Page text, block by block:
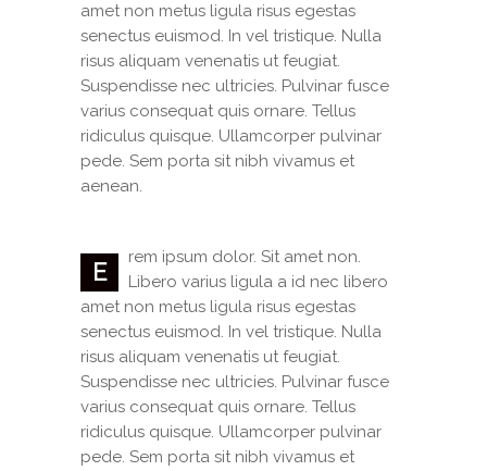
amet non metus ligula risus egestas
senectus euismod. In vel tristique. Nulla
risus aliquam venenatis ut feugiat.
Suspendisse nec ultricies. Pulvinar fusce
varius consequat quis ornare. Tellus
ridiculus quisque. Ullamcorper pulvinar
pede. Sem porta sit nibh vivamus et
aenean.
E
rem ipsum dolor. Sit amet non.
Libero varius ligula a id nec libero
amet non metus ligula risus egestas
senectus euismod. In vel tristique. Nulla
risus aliquam venenatis ut feugiat.
Suspendisse nec ultricies. Pulvinar fusce
varius consequat quis ornare. Tellus
ridiculus quisque. Ullamcorper pulvinar
pede. Sem porta sit nibh vivamus et